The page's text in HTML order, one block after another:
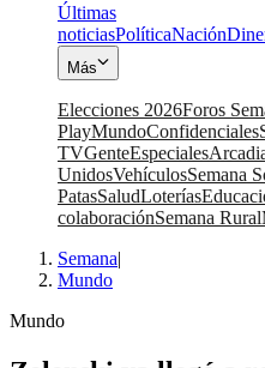
Últimas
noticiasPolíticaNación
Más
Elecciones 2026Foros
PlayMundoConfidenciales
TVGenteEspeciales
UnidosVehículosSemana
PatasSaludLoterías
colaboraciónSemana Rural
Semana|
Mundo
Mundo